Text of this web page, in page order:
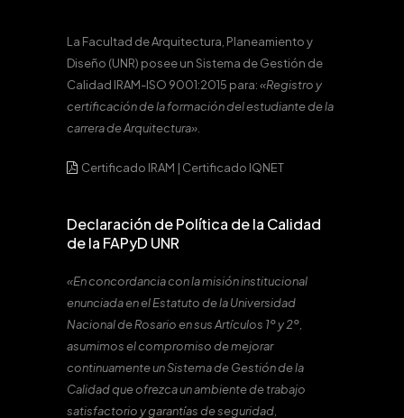
La Facultad de Arquitectura, Planeamiento y
Diseño (UNR) posee un Sistema de Gestión de
Calidad IRAM-ISO 9001:2015 para:«Registro y
certificación de la formación del estudiante de la
carrera de Arquitectura».
Certificado IRAM | Certificado IQNET
Declaración de Política de la Calidad
de la FAPyD UNR
«En concordancia con la misión institucional
enunciada en el Estatuto de la Universidad
Nacional de Rosario en sus Artículos 1º y 2º,
asumimos el compromiso de mejorar
continuamente un Sistema de Gestión de la
Calidad que ofrezca un ambiente de trabajo
satisfactorio y garantías de seguridad,